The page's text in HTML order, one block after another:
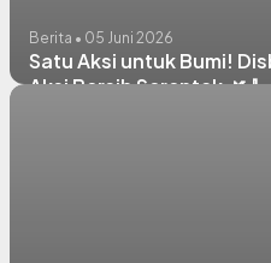
Berita • 05 Juni 2026
Satu Aksi untuk Bumi!
Aksi Bersih Serentak 🌿🧹